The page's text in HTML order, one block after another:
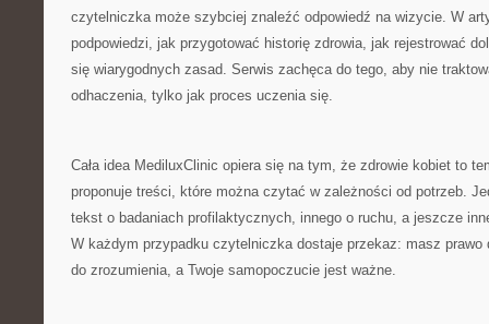
czytelniczka może szybciej znaleźć odpowiedź na wizycie. W
podpowiedzi, jak przygotować historię zdrowia, jak rejestrować
się wiarygodnych zasad. Serwis zachęca do tego, aby nie
odhaczenia, tylko jak proces uczenia się.
Cała idea MediluxClinic opiera się na tym, że zdrowie kobiet to
proponuje treści, które można czytać w zależności od potrzeb.
tekst o badaniach profilaktycznych, innego o ruchu, a jeszcze
W każdym przypadku czytelniczka dostaje przekaz: masz prawo
do zrozumienia, a Twoje samopoczucie jest ważne.